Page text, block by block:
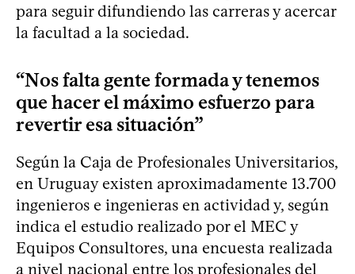
para seguir difundiendo las carreras y acercar
la facultad a la sociedad.
“Nos falta gente formada y tenemos
que hacer el máximo esfuerzo para
revertir esa situación”
Según la Caja de Profesionales Universitarios,
en Uruguay existen aproximadamente 13.700
ingenieros e ingenieras en actividad y, según
indica el estudio realizado por el MEC y
Equipos Consultores, una encuesta realizada
a nivel nacional entre los profesionales del